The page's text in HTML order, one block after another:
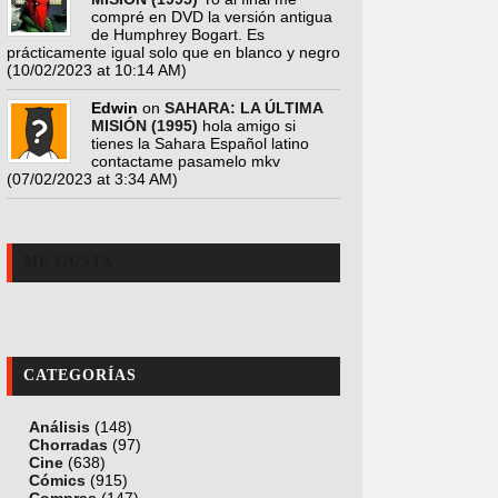
compré en DVD la versión antigua
de Humphrey Bogart. Es
prácticamente igual solo que en blanco y negro
(10/02/2023 at 10:14 AM)
Edwin on SAHARA: LA ÚLTIMA
MISIÓN (1995) hola amigo si
tienes la Sahara Español latino
contactame pasamelo mkv
(07/02/2023 at 3:34 AM)
CATEGORÍAS
Análisis (148)
Chorradas (97)
Cine (638)
Cómics (915)